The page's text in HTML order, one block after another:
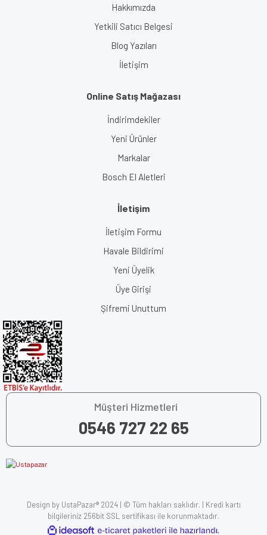
Hakkımızda
Yetkili Satıcı Belgesi
Blog Yazıları
İletişim
Online Satış Mağazası
İndirimdekiler
Yeni Ürünler
Markalar
Bosch El Aletleri
İletişim
İletişim Formu
Havale Bildirimi
Yeni Üyelik
Üye Girişi
Şifremi Unuttum
Müşteri Hizmetleri
0546 727 22 65
Design by UstaPazar® 2024 | © Tüm hakları saklıdır. | Kredi kartı
bilgileriniz 256bit SSL sertifikası ile korunmaktadır.
ideasoft e-